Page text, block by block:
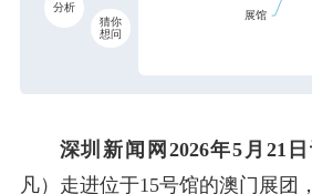
分析
猜你
想问
深圳新闻网2026年5月21
凡）走进位于15号馆的澳门展团